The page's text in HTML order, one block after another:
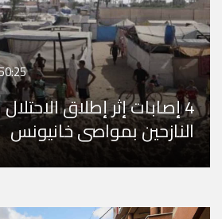
4 إصابات إثر إطلاق
النازحين بمواصي خانيونس